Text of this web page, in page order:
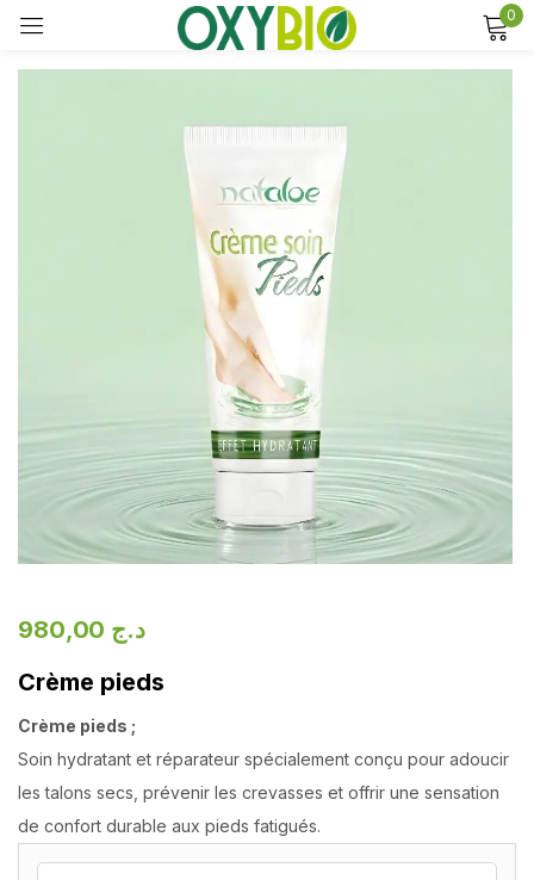
0
د.ج
Crème pieds
Crème pieds ;
Soin hydratant et réparateur spécialement conçu pour adoucir
les talons secs, prévenir les crevasses et offrir une sensation
de confort durable aux pieds fatigués.
Sign in
Remember me Lost password?
Log in
Create an account